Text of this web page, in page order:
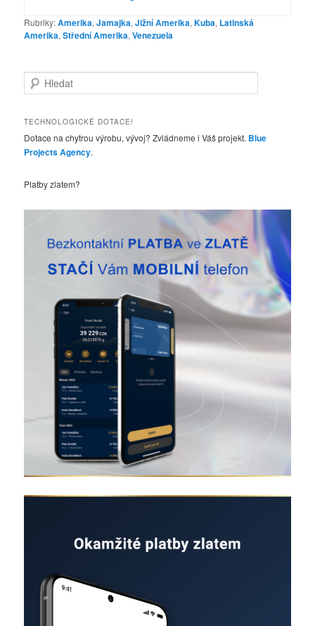
Rubriky:Amerika,Jamajka,Jižní Amerika,Kuba, Latinská
Amerika,Střední Amerika,Venezuela
l
d
t
TECHNOLOGICKÉ DOTACE!
Dotace na chytrou výrobu, vývoj? Zvládneme i Váš projekt. Blue
Projects Agency.
Platby zlatem?